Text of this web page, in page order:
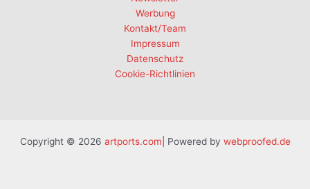
Werbung
Kontakt/Team
Impressum
Datenschutz
Cookie-Richtlinien
Copyright © 2026 artports.com | Powered by webproofed.de